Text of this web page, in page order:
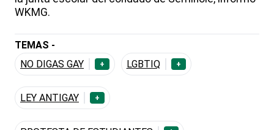
WKMG.
TEMAS -
NO DIGAS GAY
+ LGBTIQ +
LEY ANTIGAY +